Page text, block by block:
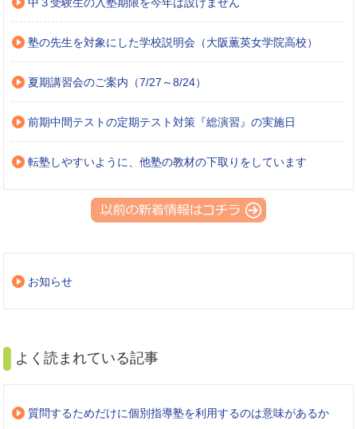
塾の先生を対象にした学校説明会（大阪薫英女学院高校）
夏期講習会のご案内（7/27～8/24）
前期中間テストの定期テスト対策『総演習』の実施日
転塾しやすいように、他塾の教材の下取りをしています
お知らせ
よく読まれている記事
質問するためだけに個別指導塾を利用するのは意味があるか